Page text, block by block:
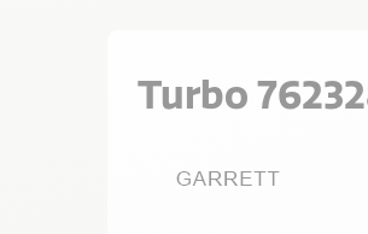
Turbo